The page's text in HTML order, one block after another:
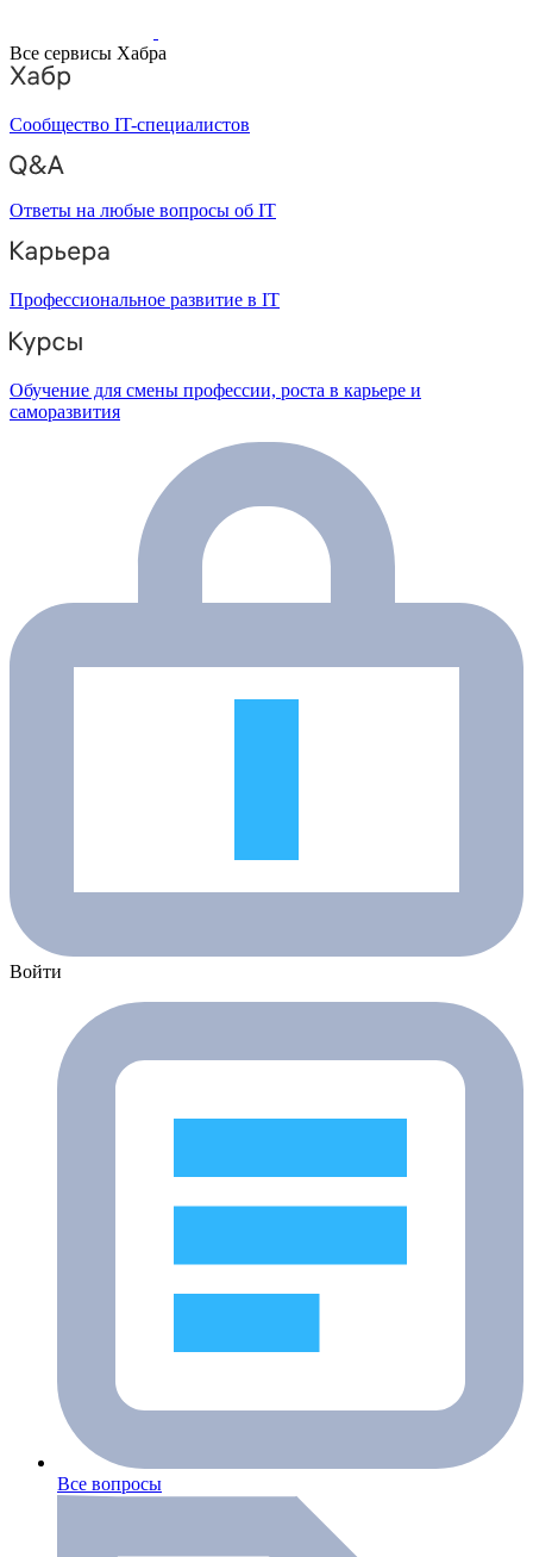
Все сервисы Хабра
Сообщество IT-специалистов
Ответы на любые вопросы об IT
Профессиональное развитие в IT
Обучение для смены профессии, роста в карьере и
саморазвития
Войти
Все вопросы